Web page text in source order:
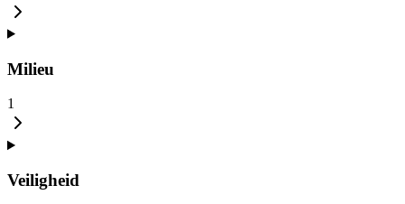
Milieu
1
Veiligheid